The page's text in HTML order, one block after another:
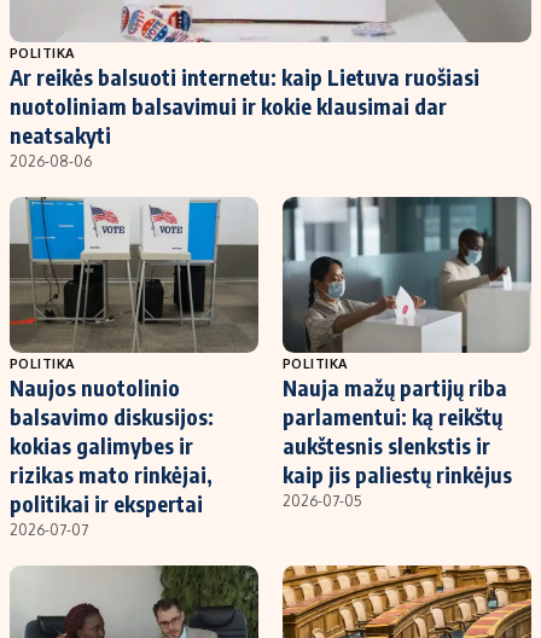
Populiarios temos
Investavimas
Akcijų rinka
Saulės elektrinės
Kriptovaliutos
Infliacija
Migracija
Titulinis
Nedarbo išmokos skaičiuoklė
Būsto finansai
Įdomios naujienos
Redakcija
Apie mus
Redakcijos politika
Privatumo politika
Turinio žymėjimo taisyklės
Regionų naujienos
Indėlių palūkanos
POLITIKA
Ar reikės balsuoti internetu: kaip Lietuva ruošiasi
nuotoliniam balsavimui ir kokie klausimai dar
neatsakyti
2026-08-06
POLITIKA
Naujos nuotolinio
balsavimo diskusijos:
kokias galimybes ir
rizikas mato rinkėjai,
politikai ir ekspertai
2026-07-07
POLITIKA
Nauja mažų partijų riba
parlamentui: ką reikštų
aukštesnis slenkstis ir
kaip jis paliestų rinkėjus
2026-07-05